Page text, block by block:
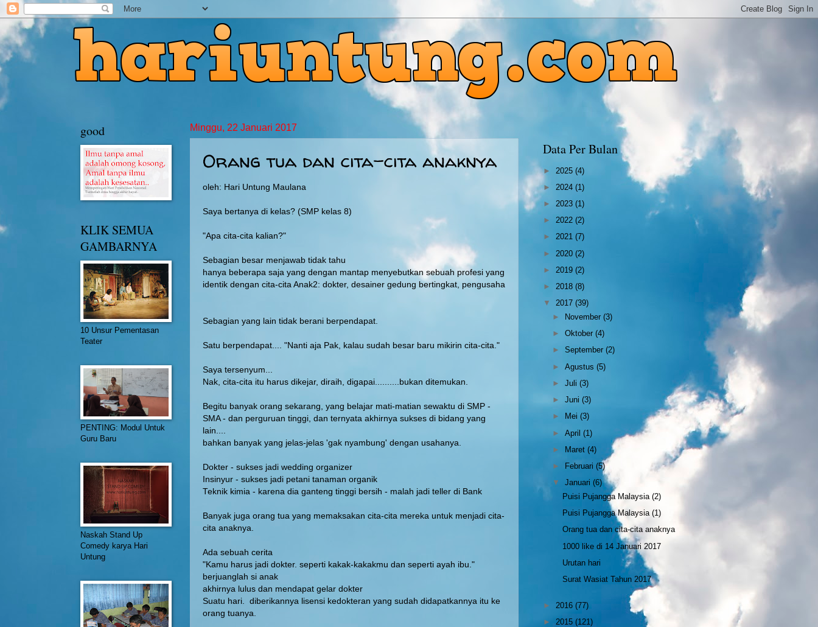
Minggu, 22 Januari 2017
Orang tua dan cita-cita anaknya
oleh: Hari Untung Maulana
Saya bertanya di kelas? (SMP kelas 8)
"Apa cita-cita kalian?"
Sebagian besar menjawab tidak tahu
hanya beberapa saja yang dengan mantap menyebutkan sebuah profesi yang
identik dengan cita-cita Anak2: dokter, desainer gedung bertingkat, pengusaha
Sebagian yang lain tidak berani berpendapat.
Satu berpendapat.... "Nanti aja Pak, kalau sudah besar baru mikirin cita-cita."
Saya tersenyum...
Nak, cita-cita itu harus dikejar, diraih, digapai..........bukan ditemukan.
Begitu banyak orang sekarang, yang belajar mati-matian sewaktu di SMP -
SMA - dan perguruan tinggi, dan ternyata akhirnya sukses di bidang yang
lain....
bahkan banyak yang jelas-jelas 'gak nyambung' dengan usahanya.
Dokter - sukses jadi wedding organizer
Insinyur - sukses jadi petani tanaman organik
Teknik kimia - karena dia ganteng tinggi bersih - malah jadi teller di Bank
Banyak juga orang tua yang memaksakan cita-cita mereka untuk menjadi cita-
cita anaknya.
Ada sebuah cerita
"Kamu harus jadi dokter. seperti kakak-kakakmu dan seperti ayah ibu."
berjuanglah si anak
akhirnya lulus dan mendapat gelar dokter
Suatu hari. diberikannya lisensi kedokteran yang sudah didapatkannya itu ke
orang tuanya.
good
KLIK SEMUA
GAMBARNYA
10 Unsur Pementasan
Teater
PENTING: Modul Untuk
Guru Baru
Naskah Stand Up
Comedy karya Hari
Untung
Data Per Bulan
► 2025 (4)
► 2024 (1)
► 2023 (1)
► 2022 (2)
► 2021 (7)
► 2020 (2)
► 2019 (2)
► 2018 (8)
▼ 2017 (39)
►
November(3)
►Oktober(4)
►September(2)
►Agustus(5)
►Juli(3)
►Juni(3)
►
Mei(3)
►April(1)
► Maret(4)
►
Februari(5)
▼Januari(6)
Puisi Pujangga Malaysia (2)
Puisi Pujangga Malaysia (1)
Orang tua dan cita-cita anaknya
1000 like di 14 Januari 2017
Urutan hari
Surat Wasiat Tahun 2017
► 2016 (77)
► 2015 (121)